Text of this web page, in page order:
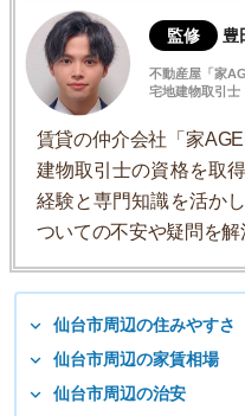
監修 豊
不動産屋「家
宅地建物取引士
賃貸の仲介会社「家
建物取引士の資格を取
経験と専門知識を活か
ついての不安や疑問を解
仙台市周辺の住みやすさ
仙台市周辺の家賃相場
仙台市周辺の治安